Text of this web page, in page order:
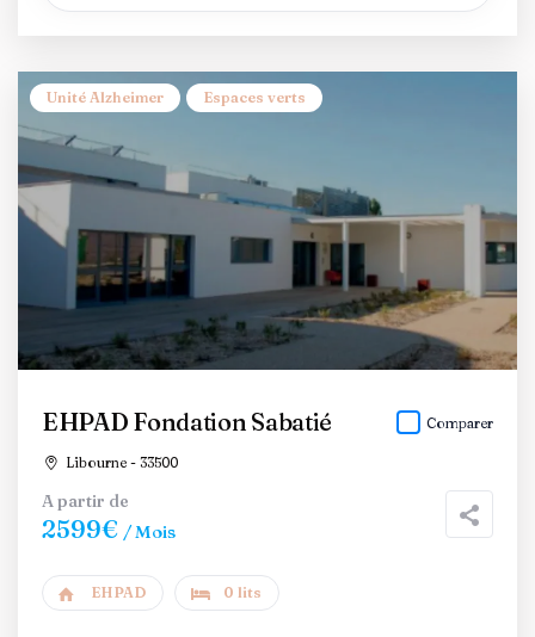
Unité Alzheimer Espaces verts
EHPAD Fondation Sabatié
Libourne - 33500
Comparer
A partir de
2599€ / Mois
EHPAD 0 lits